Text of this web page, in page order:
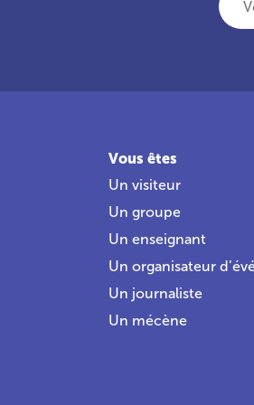
Vous êtes
Un visiteur
Un groupe
Un enseignant
Un organisateur
Un journaliste
Un mécène